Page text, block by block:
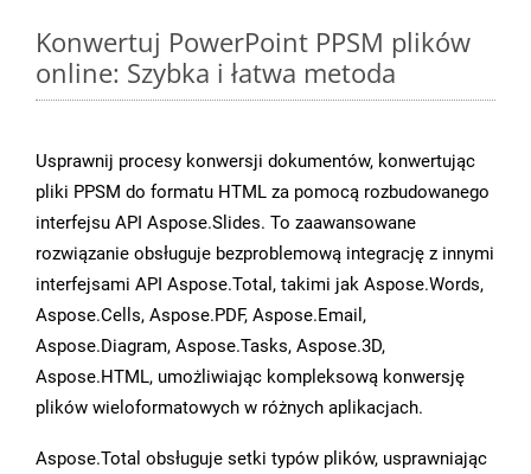
Konwertuj PowerPoint PPSM plików
online: Szybka i łatwa metoda
Usprawnij procesy konwersji dokumentów, konwertując
pliki PPSM do formatu HTML za pomocą rozbudowanego
interfejsu API Aspose.Slides. To zaawansowane
rozwiązanie obsługuje bezproblemową integrację z innymi
interfejsami API Aspose.Total, takimi jak Aspose.Words,
Aspose.Cells, Aspose.PDF, Aspose.Email,
Aspose.Diagram, Aspose.Tasks, Aspose.3D,
Aspose.HTML, umożliwiając kompleksową konwersję
plików wieloformatowych w różnych aplikacjach.
Aspose.Total obsługuje setki typów plików, usprawniając